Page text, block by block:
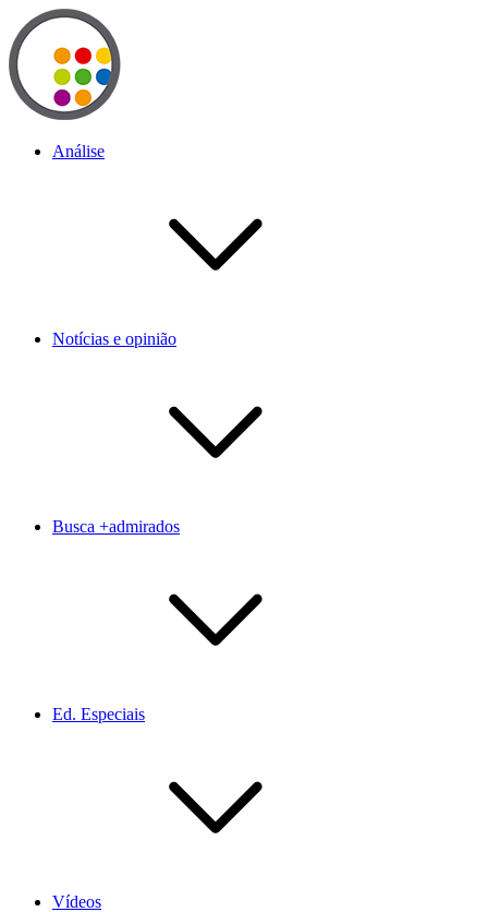
Análise
Notícias e opinião
Busca +admirados
Ed. Especiais
Vídeos